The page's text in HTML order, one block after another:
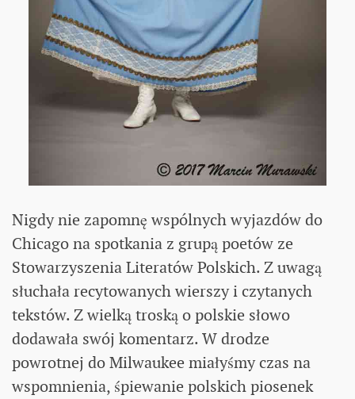
Nigdy nie zapomnę wspólnych wyjazdów do
Chicago na spotkania z grupą poetów ze
Stowarzyszenia Literatów Polskich. Z uwagą
słuchała recytowanych wierszy i czytanych
tekstów. Z wielką troską o polskie słowo
dodawała swój komentarz. W drodze
powrotnej do Milwaukee miałyśmy czas na
wspomnienia, śpiewanie polskich piosenek